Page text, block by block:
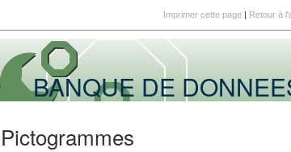
Imprimer cette page | Retour à
BANQUE DE
Pictogrammes